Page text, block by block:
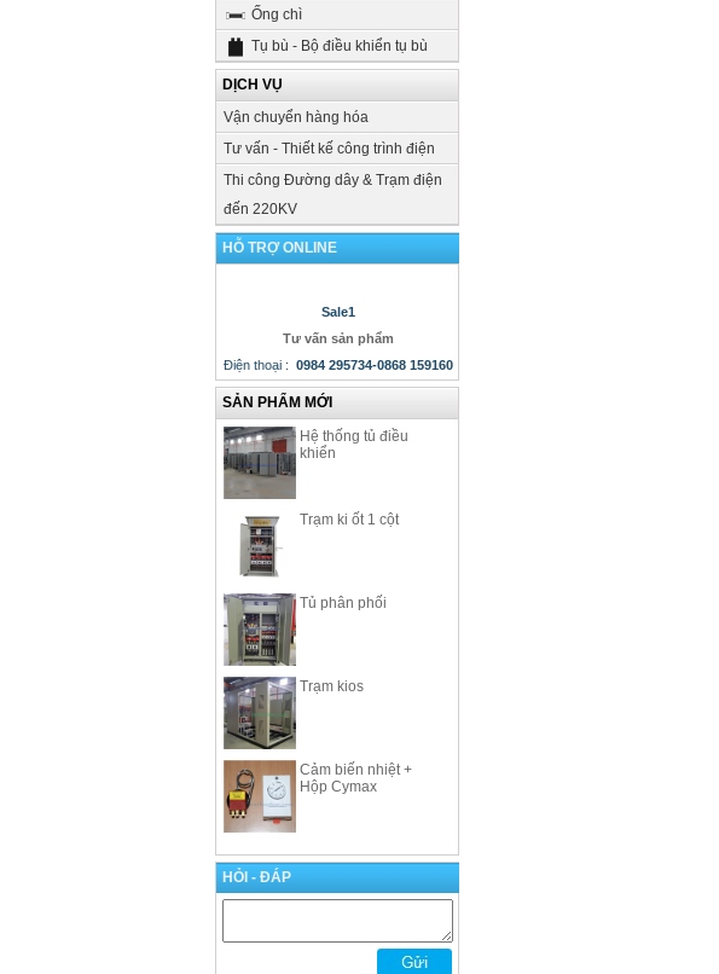
Ống chì
Tụ bù - Bộ điều khiển tụ bù
DỊCH VỤ
Vận chuyển hàng hóa
Tư vấn - Thiết kế công trình điện
Thi công Đường dây & Trạm điện
đến 220KV
HỖ TRỢ ONLINE
Sale1
Tư vấn sản phẩm
Điện thoại: 0984 295734-0868 159160
SẢN PHẨM MỚI
Hệ thống tủ điều
khiển
Trạm ki ốt 1 cột
Tủ phân phối
Trạm kios
Cảm biến nhiệt +
Hộp Cymax
HỎI - ĐÁP